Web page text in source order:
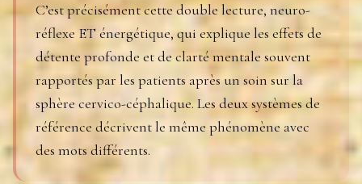
C’est précisément cette double lecture, neuro-
réflexe ET énergétique, qui explique les effets de
détente profonde et de clarté mentale souvent
rapportés par les patients après un soin sur la
sphère cervico-céphalique. Les deux systèmes de
référence décrivent le même phénomène avec
des mots différents.